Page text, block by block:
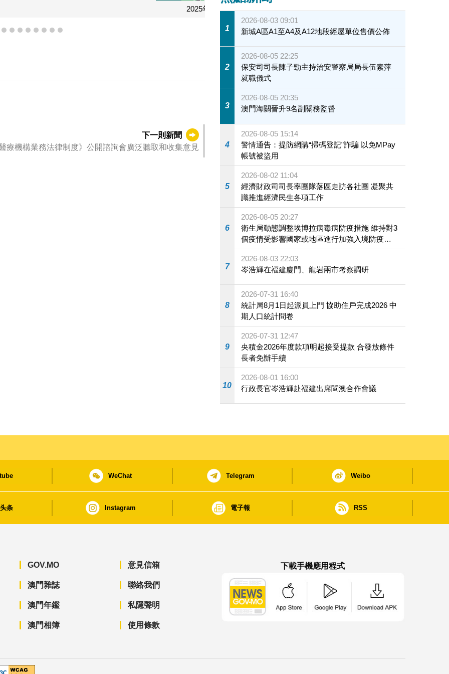
6 7 8 9 10111213
下一則新聞
療機構業務法律制度》公開諮詢會廣泛聽取和收集意見
1
2026-08-03 09:01
新城A區A1至A4及A12地段經屋單位售價公佈
2
2026-08-05 22:25
保安司司長陳子勁主持治安警察局局長伍素萍
就職儀式
3
2026-08-05 20:35
澳門海關晉升9名副關務監督
4
2026-08-05 15:14
警情通告：提防網購“掃碼登記”詐騙 以免MPay
帳號被盜用
5
2026-08-02 11:04
經濟財政司司長率團隊落區走訪各社團 凝聚共
識推進經濟民生各項工作
6
2026-08-05 20:27
衛生局動態調整埃博拉病毒病防疫措施 維持對3
個疫情受影響國家或地區進行加強入境防疫措
施
7
2026-08-03 22:03
岑浩輝在福建廈門、龍岩兩市考察調研
8
2026-07-31 16:40
統計局8月1日起派員上門 協助住戶完成2026 中
期人口統計問卷
9
2026-07-31 12:47
央積金2026年度款項明起接受提款 合發放條件
長者免辦手續
10
2026-08-01 16:00
行政長官岑浩輝赴福建出席閩澳合作會議
WeChat Telegram Weibo
条 Instagram 電子報 RSS
GOV.MO
澳門雜誌
澳門年鑑
澳門相簿
意見信箱
聯絡我們
私隱聲明
使用條款
下載手機應用程式